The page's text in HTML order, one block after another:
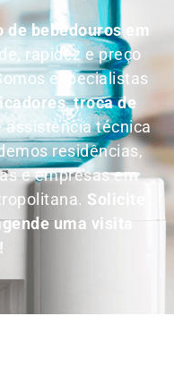
de bebedouros em
rapidez e preço
especialistas
,troca de
assistência técnica
residências,
e empresas em
Solicite
uma visita